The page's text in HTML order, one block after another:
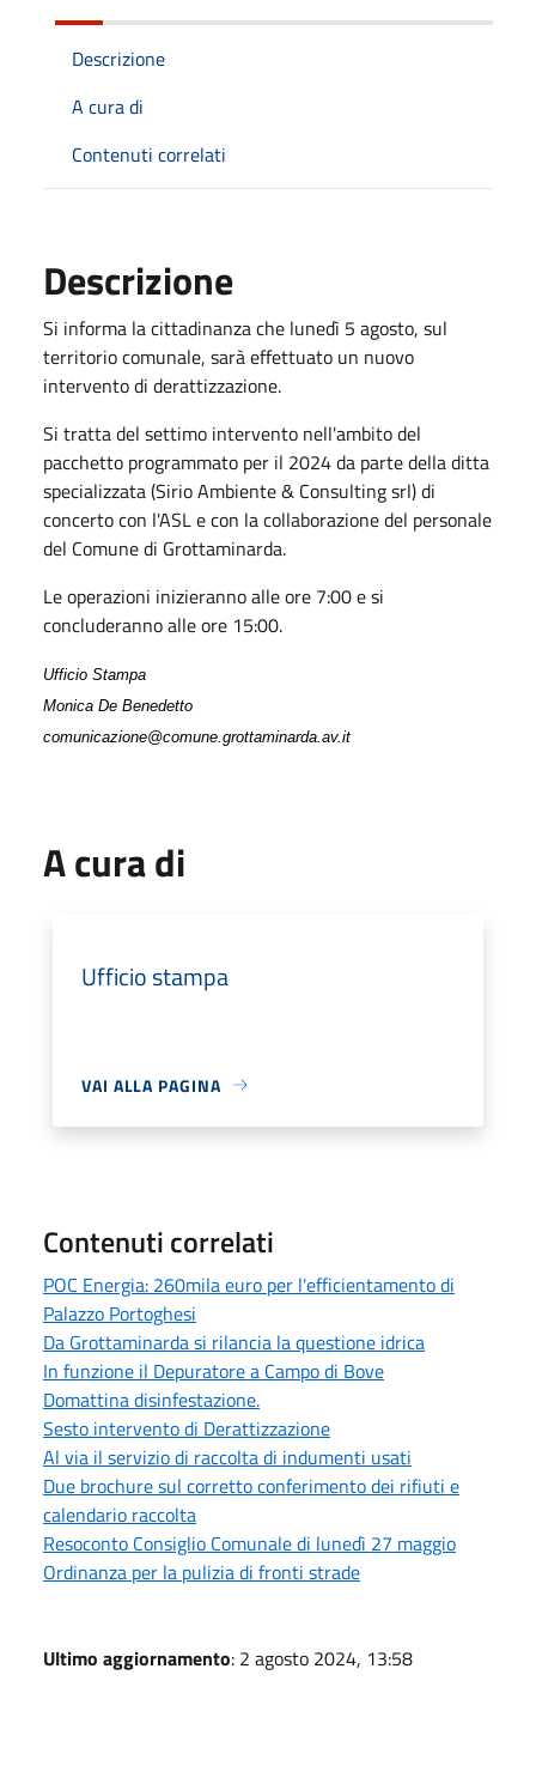
Descrizione
A cura di
Contenuti correlati
Descrizione
Si informa la cittadinanza che lunedì 5 agosto, sul
territorio comunale, sarà effettuato un nuovo
intervento di derattizzazione.
Si tratta del settimo intervento nell'ambito del
pacchetto programmato per il 2024 da parte della ditta
specializzata (Sirio Ambiente & Consulting srl) di
concerto con l'ASL e con la collaborazione del personale
del Comune di Grottaminarda.
Le operazioni inizieranno alle ore 7:00 e si
concluderanno alle ore 15:00.
Ufficio Stampa
Monica De Benedetto
comunicazione@comune.grottaminarda.av.it
A cura di
Ufficio stampa
VAI ALLA PAGINA
Contenuti correlati
POC Energia: 260mila euro per l'efficientamento di
Palazzo Portoghesi
Da Grottaminarda si rilancia la questione idrica
In funzione il Depuratore a Campo di Bove
Domattina disinfestazione.
Sesto intervento di Derattizzazione
Al via il servizio di raccolta di indumenti usati
Due brochure sul corretto conferimento dei rifiuti e
calendario raccolta
Resoconto Consiglio Comunale di lunedì 27 maggio
Ordinanza per la pulizia di fronti strade
Ultimo aggiornamento: 2 agosto 2024, 13:58